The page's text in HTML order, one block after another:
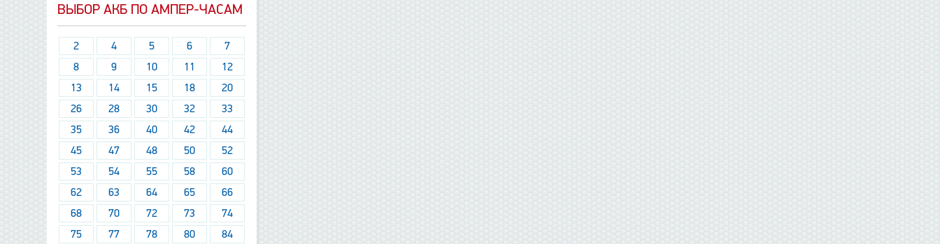
ВЫБОР АКБ ПО АМПЕР-ЧАСАМ
2 4 5 6
7
8
9 10 11
12
13
14 15 18
20
26
28 30 32
33
35
36 40 42
44
45
47 48 50
52
53
54 55 58
60
62
63 64 65
66
68
70 72 73
74
75
77 78 80
84